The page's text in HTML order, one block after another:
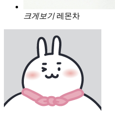
크게보기 레몬차